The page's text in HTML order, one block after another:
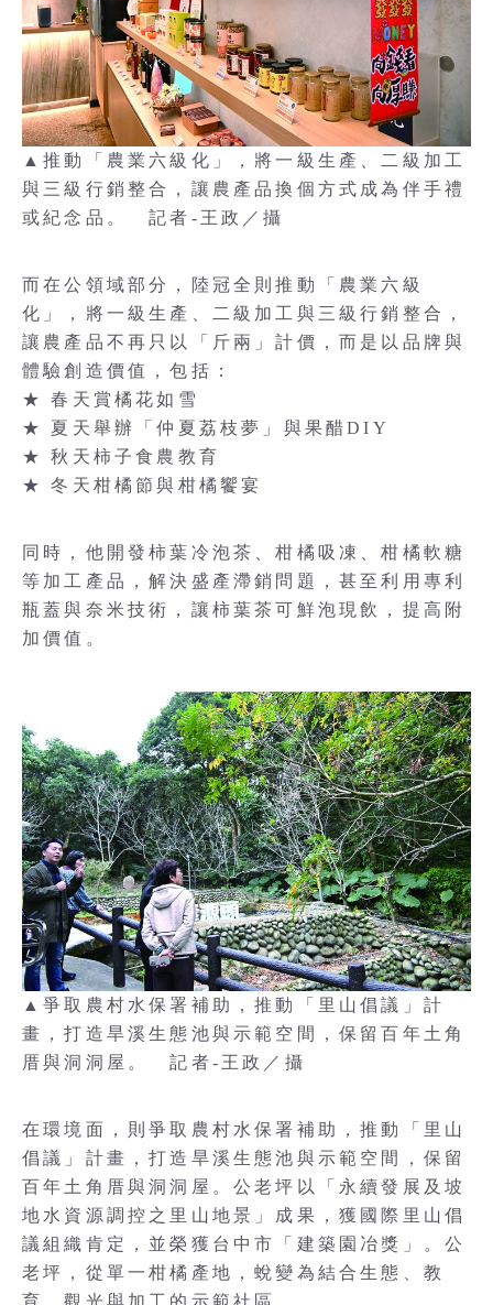
▲推動「農業六級化」，將一級生產、二級加工
與三級行銷整合，讓農產品換個方式成為伴手禮
或紀念品。 記者-王政／攝
而在公領域部分，陸冠全則推動「農業六級
化」，將一級生產、二級加工與三級行銷整合，
讓農產品不再只以「斤兩」計價，而是以品牌與
體驗創造價值，包括：
★ 春天賞橘花如雪
★ 夏天舉辦「仲夏荔枝夢」與果醋DIY
★ 秋天柿子食農教育
★ 冬天柑橘節與柑橘饗宴
同時，他開發柿葉冷泡茶、柑橘吸凍、柑橘軟糖
等加工產品，解決盛產滯銷問題，甚至利用專利
瓶蓋與奈米技術，讓柿葉茶可鮮泡現飲，提高附
加價值。
▲爭取農村水保署補助，推動「里山倡議」計
畫，打造旱溪生態池與示範空間，保留百年土角
厝與洞洞屋。 記者-王政／攝
在環境面，則爭取農村水保署補助，推動「里山
倡議」計畫，打造旱溪生態池與示範空間，保留
百年土角厝與洞洞屋。公老坪以「永續發展及坡
地水資源調控之里山地景」成果，獲國際里山倡
議組織肯定，並榮獲台中市「建築園冶獎」。公
老坪，從單一柑橘產地，蛻變為結合生態、教
育、觀光與加工的示範社區。